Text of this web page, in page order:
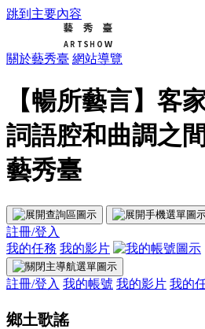
跳到主要內容
關於藝秀臺 網站導覽
【暢所藝言】客
詞語腔和曲調之
藝秀臺
註冊/登入
我的任務 我的影片
註冊/登入 我的帳號 我的影片 我的
鄉土歌謠